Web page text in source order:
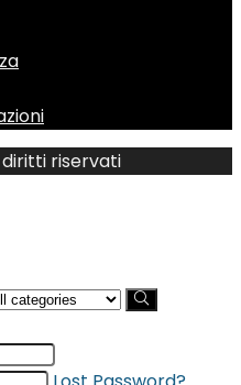
riservati